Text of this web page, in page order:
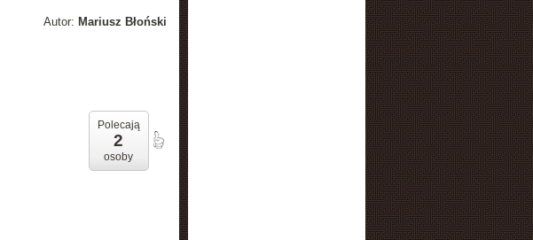
Autor: Mariusz Błoński
Polecają
2
osoby